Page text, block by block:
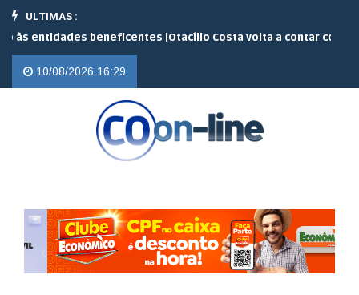
ULTIMAS :
beneficentes |Otacílio Costa volta a contar com o serviço
10/08/2026 16:29